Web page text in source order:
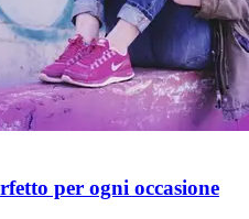
per ogni occasione